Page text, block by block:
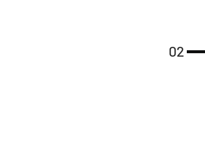
02